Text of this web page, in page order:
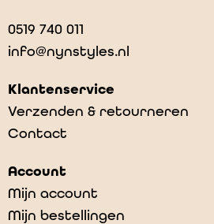
0519 740 011
info@nynstyles.nl
Klantenservice
Verzenden & retourneren
Contact
Account
Mijn account
Mijn bestellingen